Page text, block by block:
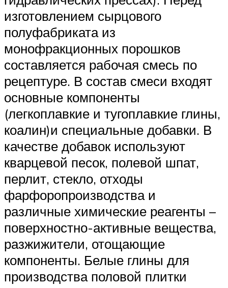
изготовлением сырцового
полуфабриката из
монофракционных порошков
составляется рабочая смесь по
рецептуре. В состав смеси входят
основные компоненты
(легкоплавкие и тугоплавкие глины,
коалин)и специальные добавки. В
качестве добавок используют
кварцевой песок, полевой шпат,
перлит, стекло, отходы
фарфоропроизводства и
различные химические реагенты –
поверхностно-активные вещества,
разжижители, отощающие
компоненты. Белые глины для
производства половой плитки